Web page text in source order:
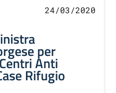
24/03/2020
per
Anti
Rifugio